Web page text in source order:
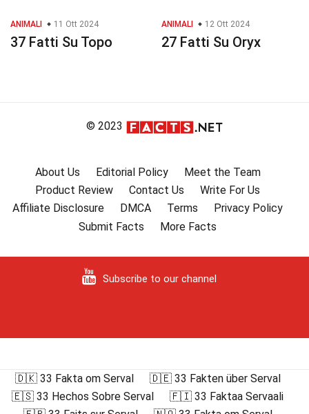
ANIMALI 11 Ott 2024
37 Fatti Su Topo
ANIMALI 12 Ott 2024
27 Fatti Su Oryx
© 2023
About Us Editorial Policy
Meet the Team
Product Review
Contact Us
Write For Us
Affiliate Disclosure
DMCA Terms
Privacy Policy
Submit Facts
More Facts
Subscribe to our channel
🇩🇰 33 Fakta om Serval
🇩🇪 33 Fakten über Serval
🇪🇸 33 Hechos Sobre Serval
🇫🇮 33 Faktaa Servaali